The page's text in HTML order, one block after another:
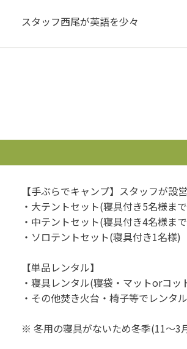
スタッフ西尾が英語を少々
【手ぶらでキャンプ】スタッフが設
・大テントセット(寝具付き5名様ま
・中テントセット(寝具付き4名様ま
・ソロテントセット(寝具付き1名様)
【単品レンタル】
・寝具レンタル(寝袋・マットorコッ
・その他焚き火台・椅子等でレンタ
※ 冬用の寝具がないため冬季(11～3